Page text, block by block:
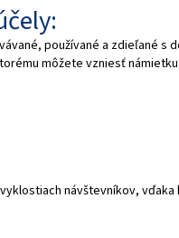
používané a zdieľané
môžete vzniesť
návštevníkov,